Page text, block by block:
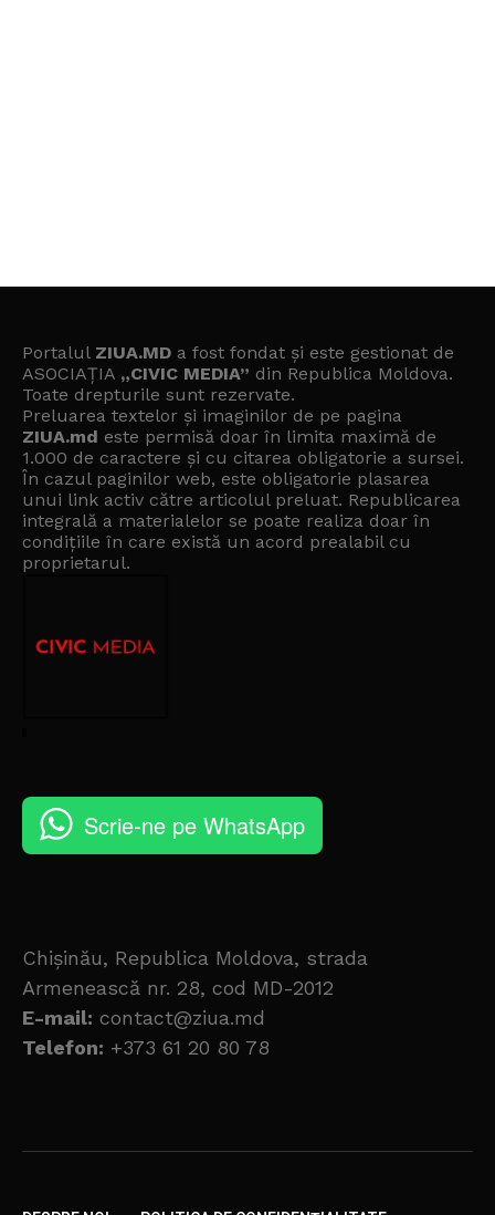
Portalul ZIUA.MD a fost fondat și este gestionat de
ASOCIAȚIA „CIVIC MEDIA” din Republica Moldova.
Toate drepturile sunt rezervate.
Preluarea textelor și imaginilor de pe pagina
ZIUA.md este permisă doar în limita maximă de
1.000 de caractere și cu citarea obligatorie a sursei.
În cazul paginilor web, este obligatorie plasarea
unui link activ către articolul preluat. Republicarea
integrală a materialelor se poate realiza doar în
condițiile în care există un acord prealabil cu
proprietarul.
Scrie-ne pe WhatsApp
Chișinău, Republica Moldova, strada
Armenească nr. 28, cod MD-2012
E-mail: contact@ziua.md
Telefon: +373 61 20 80 78